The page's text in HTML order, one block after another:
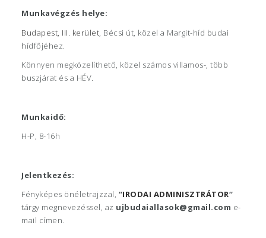
Munkavégzés helye:
Budapest, III. kerület , Bécsi út, közel a Margit-híd budai
hídfőjéhez.
Könnyen megközelíthető, közel számos villamos-, több
buszjárat és a HÉV.
Munkaidő:
H-P, 8-16h
Jelentkezés:
Fényképes önéletrajzzal, “IRODAI ADMINISZTRÁTOR“
tárgy megnevezéssel, az ujbudaiallasok@gmail.com e-
mail címen.